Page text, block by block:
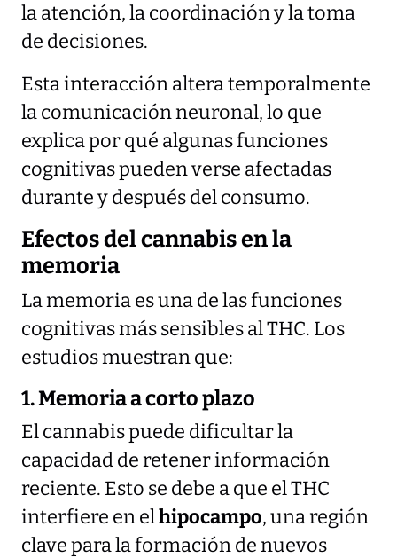
la atención, la coordinación y la toma
de decisiones.
Esta interacción altera temporalmente
la comunicación neuronal, lo que
explica por qué algunas funciones
cognitivas pueden verse afectadas
durante y después del consumo.
Efectos del cannabis en la
memoria
La memoria es una de las funciones
cognitivas más sensibles al THC. Los
estudios muestran que:
1. Memoria a corto plazo
El cannabis puede dificultar la
capacidad de retener información
reciente. Esto se debe a que el THC
interfiere en elhipocampo, una región
clave para la formación de nuevos